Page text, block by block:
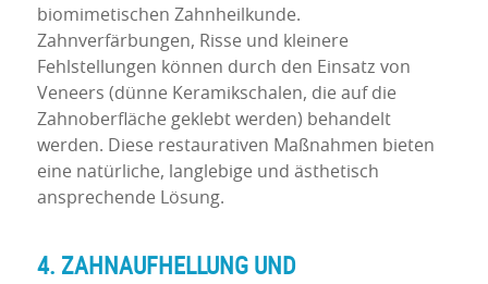
biomimetischen Zahnheilkunde.
Zahnverfärbungen, Risse und kleinere
Fehlstellungen können durch den Einsatz von
Veneers (dünne Keramikschalen, die auf die
Zahnoberfläche geklebt werden) behandelt
werden. Diese restaurativen Maßnahmen bieten
eine natürliche, langlebige und ästhetisch
ansprechende Lösung.
4. ZAHNAUFHELLUNG UND